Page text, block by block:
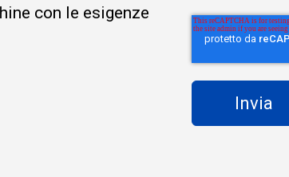
con le esigenze